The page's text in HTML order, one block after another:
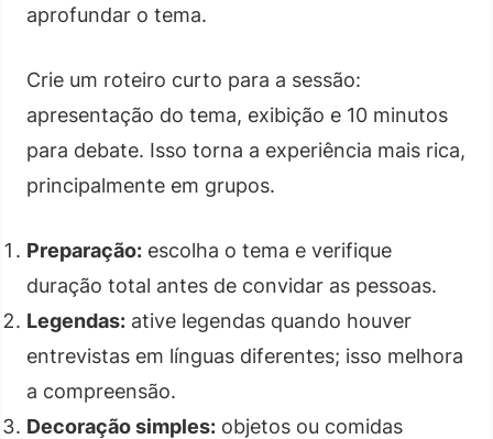
aprofundar o tema.
Crie um roteiro curto para a sessão:
apresentação do tema, exibição e 10 minutos
para debate. Isso torna a experiência mais rica,
principalmente em grupos.
Preparação: escolha o tema e verifique
duração total antes de convidar as pessoas.
Legendas: ative legendas quando houver
entrevistas em línguas diferentes; isso melhora
a compreensão.
Decoração simples: objetos ou comidas